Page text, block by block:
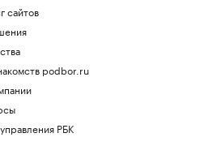
сайтов
podbor.ru
РБК